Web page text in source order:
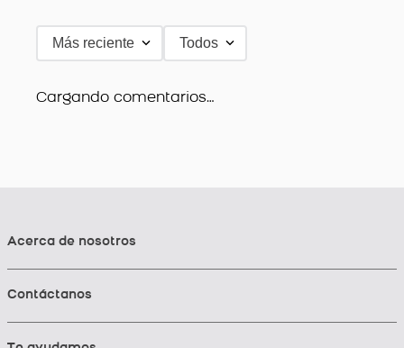
Más reciente Todos
Cargando comentarios…
Acerca de nosotros
Contáctanos